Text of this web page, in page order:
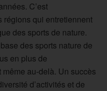
C’est
régions qui entretiennent
des sports de nature.
des sports nature de
en plus de
au-delà. Un succès
d’activités et de